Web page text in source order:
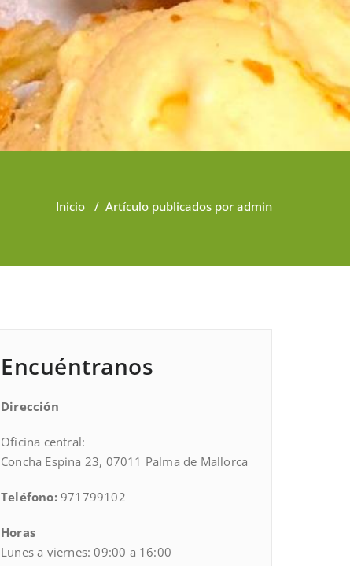
Inicio / Artículo publicados por admin
Encuéntranos
Dirección
Oficina central:
Concha Espina 23, 07011 Palma de Mallorca
Teléfono:971799102
Horas
Lunes a viernes: 09:00 a 16:00